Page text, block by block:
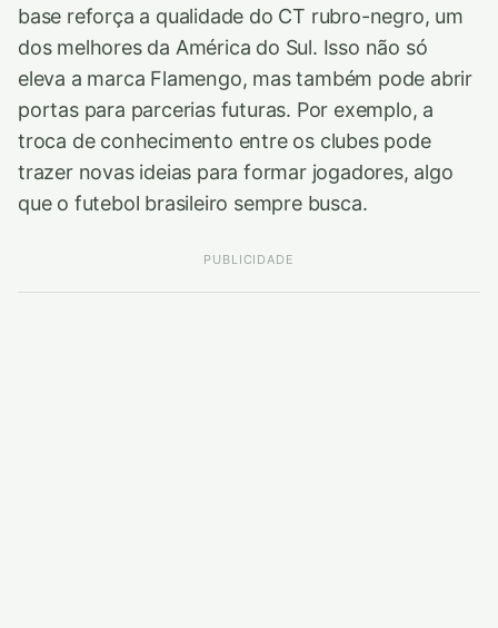
base reforça a qualidade do CT rubro-negro, um
dos melhores da América do Sul. Isso não só
eleva a marca Flamengo, mas também pode abrir
portas para parcerias futuras. Por exemplo, a
troca de conhecimento entre os clubes pode
trazer novas ideias para formar jogadores, algo
que o futebol brasileiro sempre busca.
PUBLICIDADE